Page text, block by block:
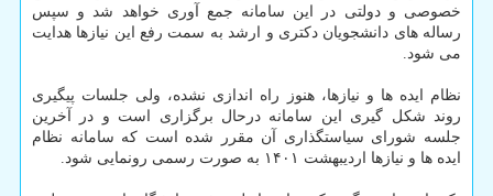
خصوصی و دولتی در این سامانه جمع آوری خواهد شد و سپس
رساله های دانشجویان دکتری و ارشد به سمت رفع این نیازها هدایت
می شود.
نظام ایده ها و نیازها، هنوز راه اندازی نشده، ولی جلسات پیگیری
روند شکل گیری این سامانه درحال برگزاری است و در آخرین
جلسه شورای سیاستگذاری آن مقرر شده است که سامانه نظام
ایده ها و نیازها اردیبهشت ۱۴۰۱ به صورت رسمی رونمایی شود.